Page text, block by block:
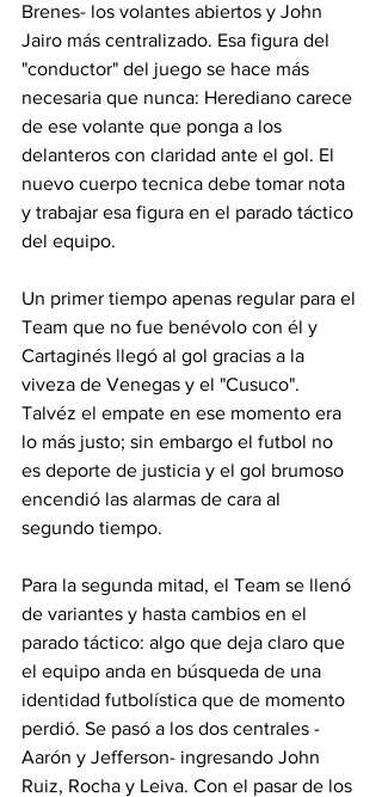
Brenes- los volantes abiertos y John
Jairo más centralizado. Esa figura del
"conductor" del juego se hace más
necesaria que nunca: Herediano carece
de ese volante que ponga a los
delanteros con claridad ante el gol. El
nuevo cuerpo tecnica debe tomar nota
y trabajar esa figura en el parado táctico
del equipo.
Un primer tiempo apenas regular para el
Team que no fue benévolo con él y
Cartaginés llegó al gol gracias a la
viveza de Venegas y el "Cusuco".
Talvéz el empate en ese momento era
lo más justo; sin embargo el futbol no
es deporte de justicia y el gol brumoso
encendió las alarmas de cara al
segundo tiempo.
Para la segunda mitad, el Team se llenó
de variantes y hasta cambios en el
parado táctico: algo que deja claro que
el equipo anda en búsqueda de una
identidad futbolística que de momento
perdió. Se pasó a los dos centrales -
Aarón y Jefferson- ingresando John
Ruiz, Rocha y Leiva. Con el pasar de los